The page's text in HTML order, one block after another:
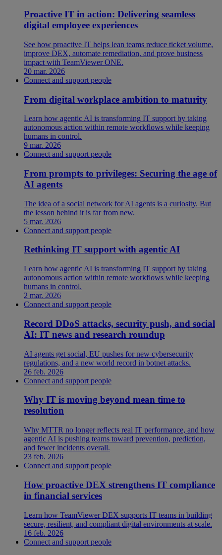
Proactive IT in action: Delivering seamless
digital employee experiences
See how proactive IT helps lean teams reduce ticket volume,
improve DEX, automate remediation, and prove business
impact with TeamViewer ONE.
20 mar. 2026
Connect and support people
From digital workplace ambition to maturity
Learn how agentic AI is transforming IT support by taking
autonomous action within remote workflows while keeping
humans in control.
9 mar. 2026
Connect and support people
From prompts to privileges: Securing the age of
AI agents
The idea of a social network for AI agents is a curiosity. But
the lesson behind it is far from new.
5 mar. 2026
Connect and support people
Rethinking IT support with agentic AI
Learn how agentic AI is transforming IT support by taking
autonomous action within remote workflows while keeping
humans in control.
2 mar. 2026
Connect and support people
Record DDoS attacks, security push, and social
AI: IT news and research roundup
AI agents get social, EU pushes for new cybersecurity
regulations, and a new world record in botnet attacks.
26 feb. 2026
Connect and support people
Why IT is moving beyond mean time to
resolution
Why MTTR no longer reflects real IT performance, and how
agentic AI is pushing teams toward prevention, prediction,
and fewer incidents overall.
23 feb. 2026
Connect and support people
How proactive DEX strengthens IT compliance
in financial services
Learn how TeamViewer DEX supports IT teams in building
secure, resilient, and compliant digital environments at scale.
16 feb. 2026
Connect and support people